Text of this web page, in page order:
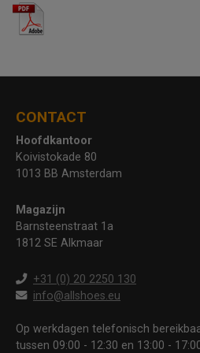
CONTACT
Hoofdkantoor
Koivistokade 80
1013 BB Amsterdam
Magazijn
Barnsteenstraat 1a
1812 SE Alkmaar
+31 (0) 20 2250 130
info@allshoes.eu
Op werkdagen telefonisch
tussen 09:00 - 12:30 en 13:00 -